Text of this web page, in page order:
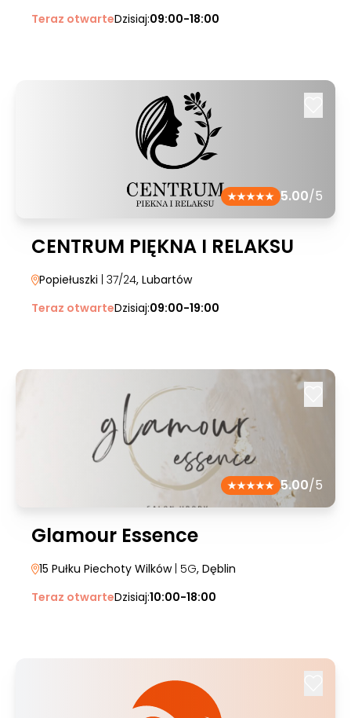
Teraz otwarteDzisiaj:09:00-18:00
5.00/5
CENTRUM PIĘKNA I RELAKSU
Popiełuszki | 37/24, Lubartów
Teraz otwarteDzisiaj:09:00-19:00
5.00/5
Glamour Essence
15 Pułku Piechoty Wilków | 5G, Dęblin
Teraz otwarteDzisiaj:10:00-18:00